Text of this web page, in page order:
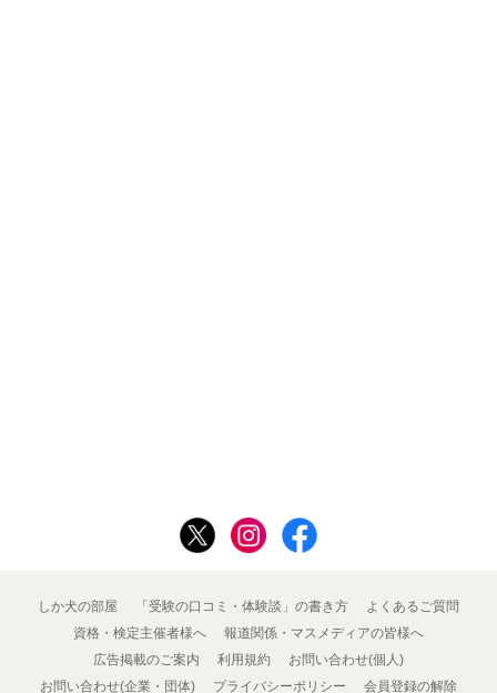
しか犬の部屋 「受験の口コミ・体験談」の書き方
よくあるご質問
資格・検定主催者様へ
報道関係・マスメディアの皆様へ
広告掲載のご案内
利用規約
お問い合わせ(個人)
お問い合わせ(企業・団体)
プライバシーポリシー 会員登録の解除